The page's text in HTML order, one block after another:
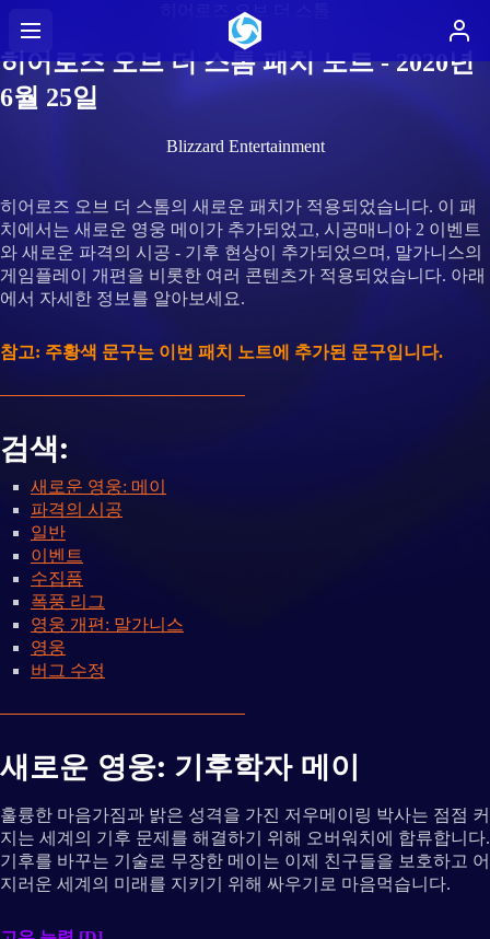
히어로즈 오브 더 스톰
히어로즈 오브 더 스톰 패치 노트 - 2020년
6월 25일
Blizzard Entertainment
히어로즈 오브 더 스톰의 새로운 패치가 적용되었습니다. 이 패
치에서는 새로운 영웅 메이가 추가되었고, 시공매니아 2 이벤트
와 새로운 파격의 시공 - 기후 현상이 추가되었으며, 말가니스의
게임플레이 개편을 비롯한 여러 콘텐츠가 적용되었습니다. 아래
에서 자세한 정보를 알아보세요.
참고: 주황색 문구는 이번 패치 노트에 추가된 문구입니다.
검색:
새로운 영웅: 메이
파격의 시공
일반
이벤트
수집품
폭풍 리그
영웅 개편: 말가니스
영웅
버그 수정
새로운 영웅: 기후학자 메이
훌륭한 마음가짐과 밝은 성격을 가진 저우메이링 박사는 점점 커
지는 세계의 기후 문제를 해결하기 위해 오버워치에 합류합니다.
기후를 바꾸는 기술로 무장한 메이는 이제 친구들을 보호하고 어
지러운 세계의 미래를 지키기 위해 싸우기로 마음먹습니다.